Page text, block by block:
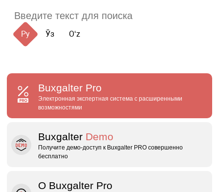
Ру Ўз Oʻz
Buxgalter Pro
Электронная экспертная система с расширенными
возможностями
Buxgalter Demo
Получите демо‑доступ к Buxgalter PRO совершенно
бесплатно
О Buxgalter Pro